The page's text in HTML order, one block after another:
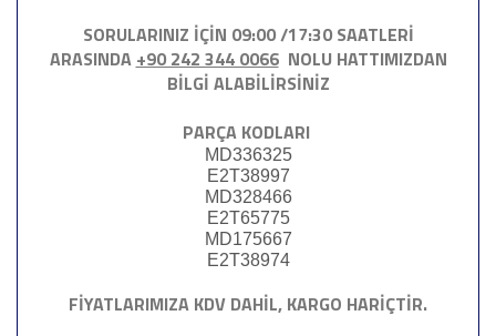
SORULARINIZ İÇİN 09:00 /17:30 SAATLERİ
ARASINDA +90 242 344 0066NOLU HATTIMIZDAN
BİLGİ ALABİLİRSİNİZ
PARÇA KODLARI
MD336325
E2T38997
MD328466
E2T65775
MD175667
E2T38974
FİYATLARIMIZA KDV DAHİL, KARGO HARİÇTİR.